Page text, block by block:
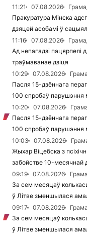
11:21
07.08.2026
Пракуратура Мінска
дзяцей асобамі ў
11:16
07.08.2026
Ад непагадзі пацярпелі
траўмаванае дзіця
10:29
07.08.2026
Пасля 15-дзённага
100 спробаў парушэння
10:20
07.08.2026
Пасля 15-дзённага
100 спробаў парушэння
10:03
07.08.2026
Жыхар Віцебска з
забойстве 10-месячнай
09:19
07.08.2026
За сем месяцаў
ў Літве зменшылася
09:17
07.08.2026
За сем месяцаў
ў Літве зменшылася